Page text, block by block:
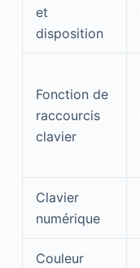
et
disposition
Fonction de
raccourcis
clavier
Clavier
numérique
Couleur